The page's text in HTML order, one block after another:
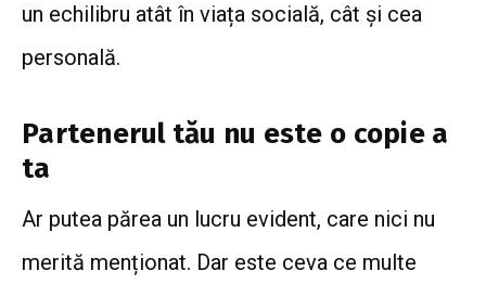
un echilibru atât în viața socială, cât și cea
personală.
Partenerul tău nu este o copie a
ta
Ar putea părea un lucru evident, care nici nu
merită menționat. Dar este ceva ce multe